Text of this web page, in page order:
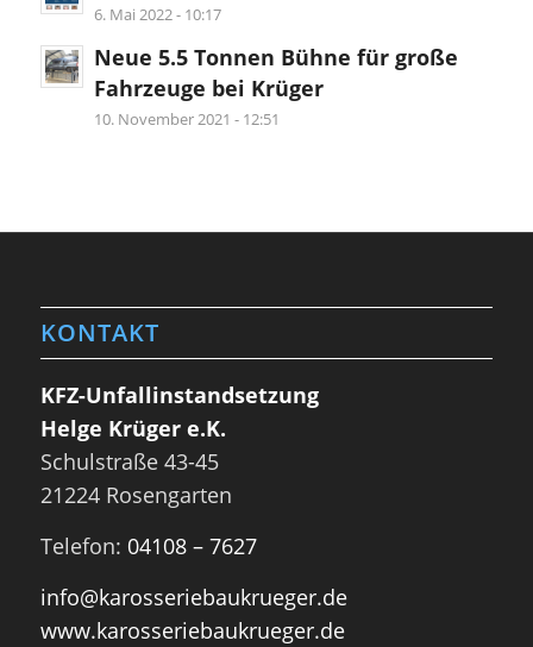
6. Mai 2022 - 10:17
Neue 5.5 Tonnen Bühne für große
Fahrzeuge bei Krüger
10. November 2021 - 12:51
KONTAKT
KFZ-Unfallinstandsetzung
Helge Krüger e.K.
Schulstraße 43-45
21224 Rosengarten
Telefon: 04108 – 7627
info@karosseriebaukrueger.de
www.karosseriebaukrueger.de